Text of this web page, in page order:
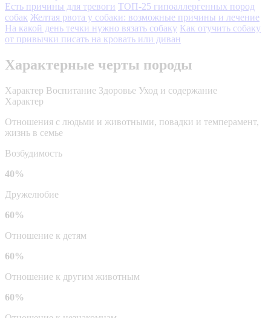
Есть причины для тревоги ТОП-25 гипоаллергенных пород
собак Желтая рвота у собаки: возможные причины и лечение
На какой день течки нужно вязать собаку Как отучить собаку
от привычки писать на кровать или диван
Характерные черты породы
Характер Воспитание Здоровье Уход и содержание
Характер
Отношения с людьми и животными, повадки и темперамент,
жизнь в семье
Возбудимость
40%
Дружелюбие
60%
Отношение к детям
60%
Отношение к другим животным
60%